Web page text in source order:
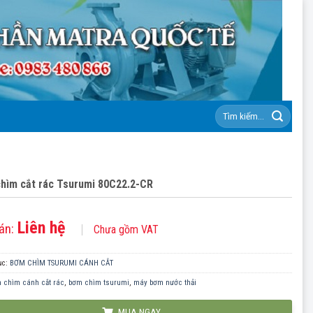
Tìm
kiếm:
cắt rác Tsurumi 80C22.2-CR
Liên hệ Chưa gồm VAT
BƠM CHÌM TSURUMI CÁNH CẮT
chìm cánh cắt rác, bơm chìm tsurumi, máy bơm nước thải